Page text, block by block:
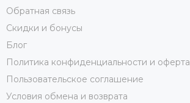
Обратная связь
Скидки и бонусы
Блог
Политика конфиденциальности и оферта
Пользовательское соглашение
Условия обмена и возврата